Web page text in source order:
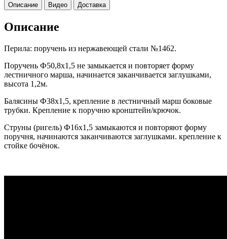
Описание Видео Доставка
Описание
Перила: поручень из нержавеющей стали №1462.
Поручень Ф50,8х1,5 не замыкается и повторяет форму
лестничного марша, начинается заканчивается заглушками,
высота 1,2м.
Балясины Ф38х1,5, крепление в лестничный марш боковые
трубки. Крепление к поручню кронштейн/крючок.
Струны (ригель) Ф16х1,5 замыкаются и повторяют форму
поручня, начинаются заканчиваются заглушками. крепление к
стойке бочёнок.